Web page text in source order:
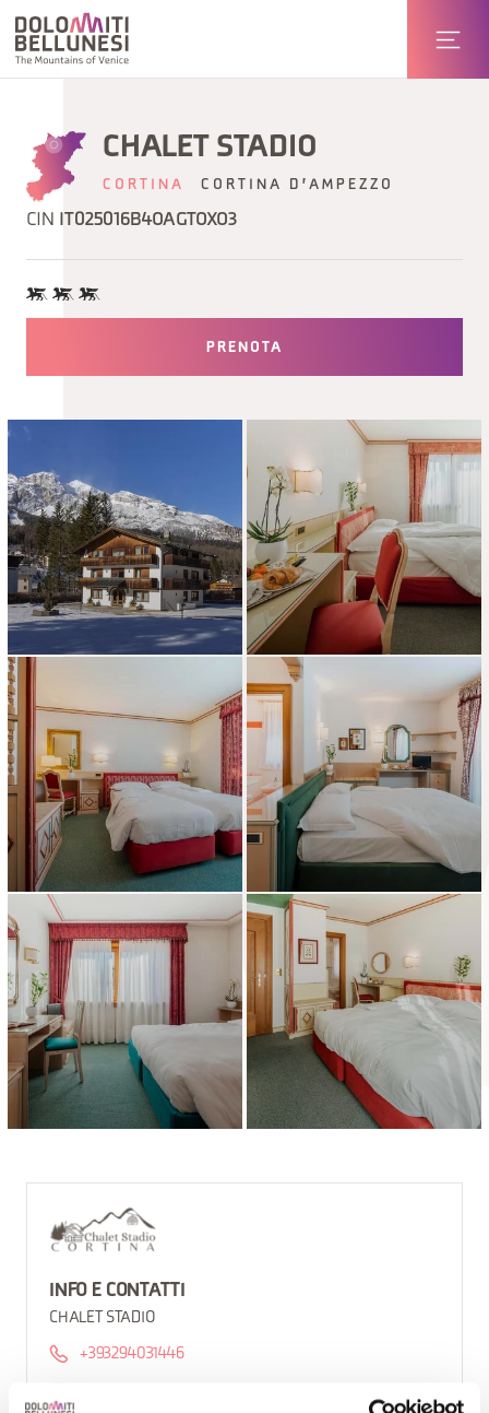
CHALET STADIO
CORTINA CORTINA D'AMPEZZO
CIN IT025016B4OAGTOXO3
PRENOTA
INFO E CONTATTI
CHALET STADIO
+393294031446